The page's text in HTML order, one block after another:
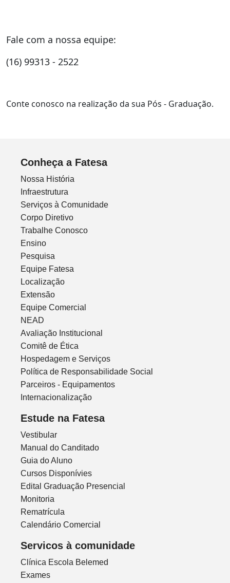
Fale com a nossa equipe:
(16) 99313 - 2522
Conte conosco na realização da sua Pós - Graduação.
Conheça a Fatesa
Nossa História
Infraestrutura
Serviços à Comunidade
Corpo Diretivo
Trabalhe Conosco
Ensino
Pesquisa
Equipe Fatesa
Localização
Extensão
Equipe Comercial
NEAD
Avaliação Institucional
Comitê de Ética
Hospedagem e Serviços
Política de Responsabilidade Social
Parceiros - Equipamentos
Internacionalização
Estude na Fatesa
Vestibular
Manual do Canditado
Guia do Aluno
Cursos Disponívies
Edital Graduação Presencial
Monitoria
Rematrícula
Calendário Comercial
Servicos à comunidade
Clínica Escola Belemed
Exames